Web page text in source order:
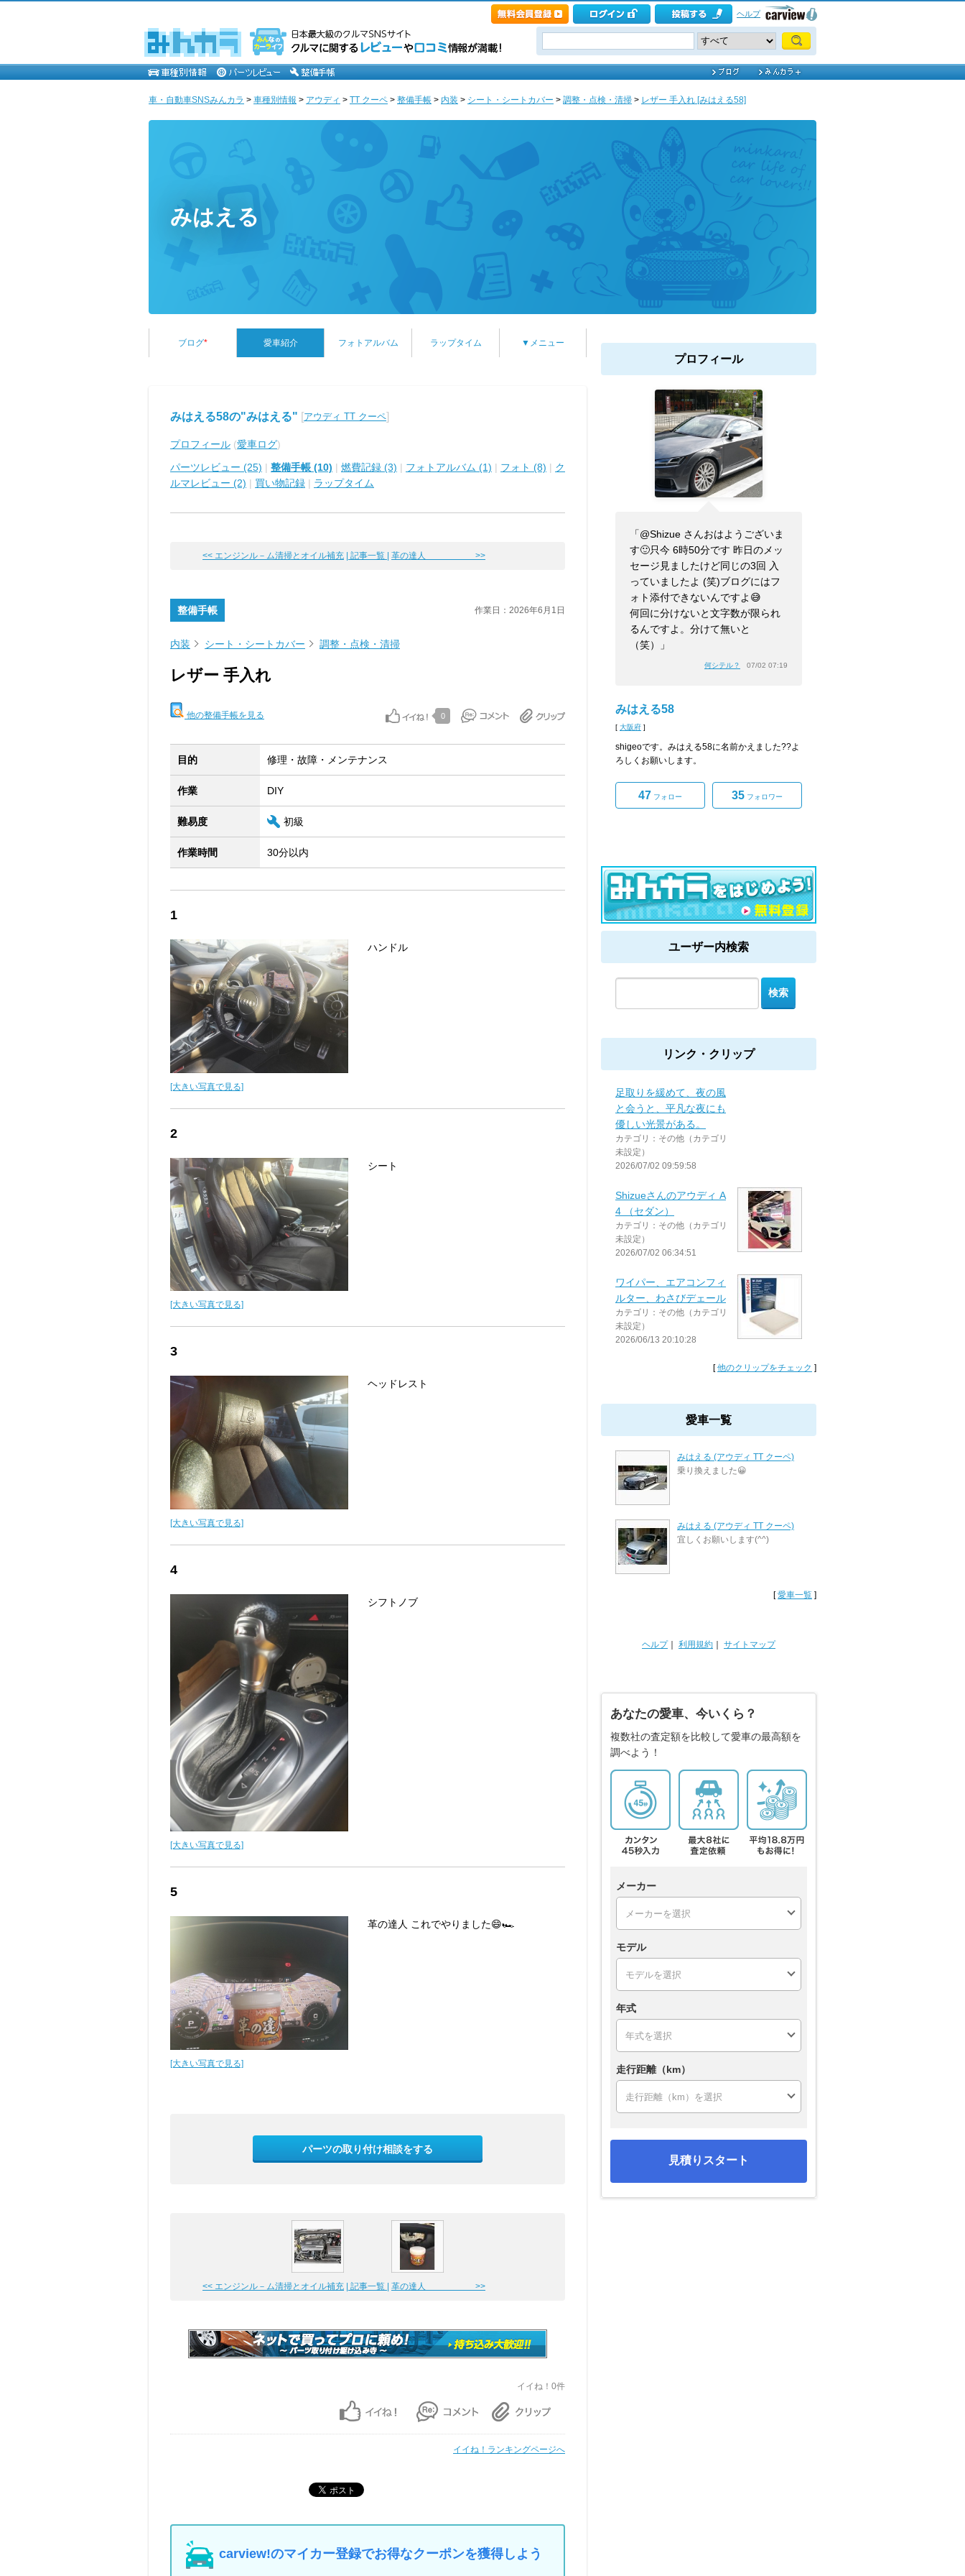
ヘルプ
車・自動車SNSみんカラ > 車種別情報 > アウディ > TT クーペ > 整備手帳 > 内装 > シート・シートカバー > 調整・点検・清掃 > レザー 手入れ [みはえる58]
みはえる
ブログ* 愛車紹介 フォトアルバム ラップタイム ▼メニュー
みはえる58の"みはえる" [アウディ TT クーペ]
プロフィール (愛車ログ)
パーツレビュー (25) | 整備手帳 (10) | 燃費記録 (3) | フォトアルバム (1) | フォト (8) | ク
ルマレビュー (2) | 買い物記録 | ラップタイム
<< エンジンル－ム清掃とオイル補充 | 記事一覧 | 革の達人 >>
整備手帳 作業日：2026年6月1日
内装 シート・シートカバー 調整・点検・清掃
レザー 手入れ
他の整備手帳を見る 0
目的 修理・故障・メンテナンス
作業 DIY
難易度 初級
作業時間 30分以内
1
[大きい写真で見る]
ハンドル
2
[大きい写真で見る]
シート
3
[大きい写真で見る]
ヘッドレスト
4
[大きい写真で見る]
シフトノブ
5
[大きい写真で見る]
革の達人 これでやりました😄🏎️
パーツの取り付け相談をする
<< エンジンル－ム清掃とオイル補充 | 記事一覧 | 革の達人 >>
イイね！0件
イイね！ランキングページへ
carview!のマイカー登録でお得なクーポンを獲得しよう
プロフィール
「@Shizue さんおはようございま
す🙂只今 6時50分です 昨日のメッ
セージ見ましたけど同じの3回 入
っていましたよ (笑)ブログにはフ
ォト添付できないんですよ😅
何回に分けないと文字数が限られ
るんですよ。分けて無いと
（笑）」
何シテル？ 07/02 07:19
みはえる58
[ 大阪府 ]
shigeoです。みはえる58に名前かえました??よ
ろしくお願いします。
47 フォロー 35 フォロワー
ユーザー内検索
リンク・クリップ
足取りを緩めて、夜の風
と会うと、平凡な夜にも
優しい光景がある。
カテゴリ：その他（カテゴリ
未設定）
2026/07/02 09:59:58
Shizueさんのアウディ A
4 （セダン）
カテゴリ：その他（カテゴリ
未設定）
2026/07/02 06:34:51
ワイパー、エアコンフィ
ルター、わさびデェール
カテゴリ：その他（カテゴリ
未設定）
2026/06/13 20:10:28
[他のクリップをチェック ]
愛車一覧
みはえる (アウディ TT クーペ)
乗り換えました😀
みはえる (アウディ TT クーペ)
宜しくお願いします(^^)
[愛車一覧 ]
ヘルプ｜ 利用規約 サイトマップ
あなたの愛車、今いくら？
複数社の査定額を比較して愛車の最高額を
調べよう！
メーカー
モデル
年式
走行距離（km）
見積りスタート